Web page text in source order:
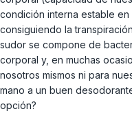
condición interna estable
consiguiendo la
sudor se compone de
corporal y, en muchas
nosotros mismos ni para
mano a un buen
opción?